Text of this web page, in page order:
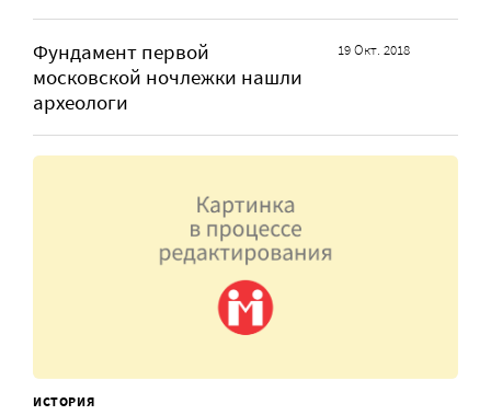
Фундамент первой
московской ночлежки нашли
археологи
19 Окт. 2018
ИСТОРИЯ